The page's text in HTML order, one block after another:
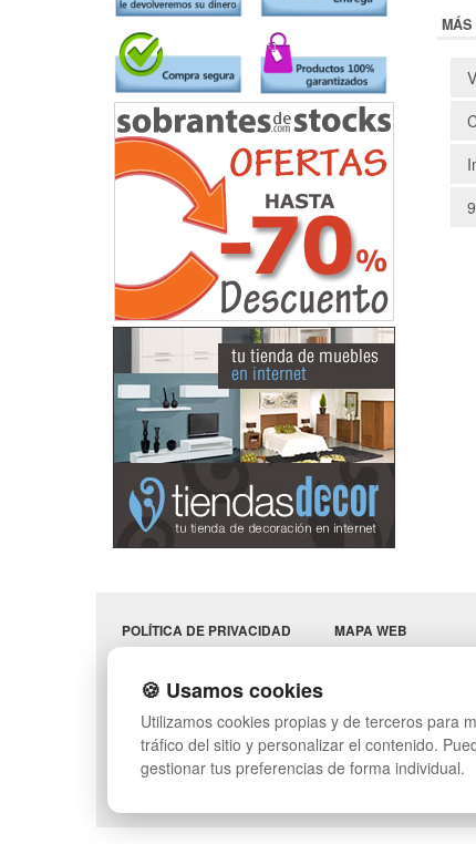
MÁS
POLÍTICA DE PRIVACIDAD
CONDICIONES DE USO
DEVOLUCIONES
CONTACTO
QUIENES SOMOS
MAPA WEB
PREGUNTAS
SÍGUENOS:
🍪 Usamos cookies
Utilizamos cookies propias y de terceros para
tráfico del sitio y personalizar el contenido.
gestionar tus preferencias de forma individual.